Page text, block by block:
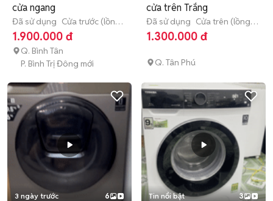
cửa ngang
Đã sử dụng Cửa trước (lồng
ngang) 7 - 7.9 kg
1.900.000 đ
Q. Bình Tân
P. Bình Trị Đông mới
cửa trên Trắng
Đã sử dụng Cửa trên (lồng
đứng)
7 - 7.9 kg
1.300.000 đ
Q. Tân Phú
3 ngày trước 6 Tin nổi bật 3